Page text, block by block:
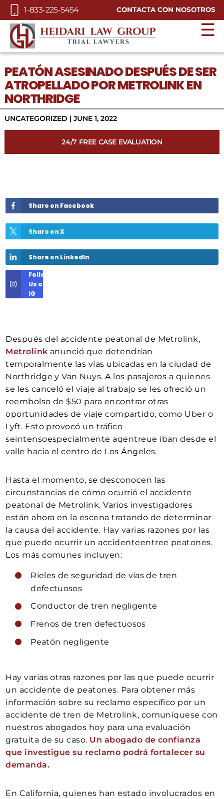
Skip to Main Content
1-833-225-5454 CONTACTA CON NOSOTROS
☰
PEATÓN ASESINADO DESPUÉS DE SER
ATROPELLADO POR METROLINK EN
NORTHRIDGE
UNCATEGORIZED | JUNE 1, 2022
24/7 FREE CASE EVALUATION
Share on Facebook
Share on X
Share on LinkedIn
Follow
Us on
IG
Después del accidente peatonal de Metrolink,
Metrolink anunció que detendrían
temporalmente las vías ubicadas en la ciudad de
Northridge y Van Nuys. A los pasajeros a quienes
se les canceló el viaje al trabajo se les ofreció un
reembolso de $50 para encontrar otras
oportunidades de viaje compartido, como Uber o
Lyft. Esto provocó un tráfico
seintensoespecialmente aqentreue iban desde el
valle hacia el centro de Los Ángeles.
Hasta el momento, se desconocen las
circunstancias de cómo ocurrió el accidente
peatonal de Metrolink. Varios investigadores
están ahora en la escena tratando de determinar
la causa del accidente. Hay varias razones por las
que puede ocurrir un accidenteentree peatones.
Los más comunes incluyen:
Rieles de seguridad de vías de tren
defectuosos
Conductor de tren negligente
Frenos de tren defectuosos
Peatón negligente
Hay varias otras razones por las que puede ocurrir
un accidente de peatones. Para obtener más
información sobre su reclamo específico por un
accidente de tren de Metrolink, comuníquese con
nuestros abogados hoy para una evaluación
gratuita de su caso. Un abogado de confianza
que investigue su reclamo podrá fortalecer su
demanda.
En California, quienes han estado involucrados en